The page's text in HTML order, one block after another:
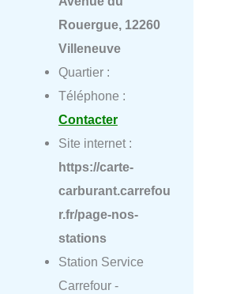
Rouergue, 12260
Villeneuve
Quartier :
Téléphone :
Contacter
Site internet :
https://carte-
carburant.carrefou
r.fr/page-nos-
stations
Station Service
Carrefour -